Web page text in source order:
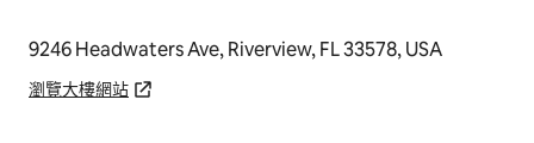
9246 Headwaters Ave, Riverview, FL 33578, USA
瀏覽大樓網站